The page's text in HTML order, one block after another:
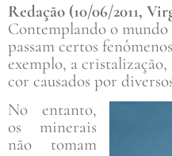
Redação (10/06/2011,
Contemplando o mundo
passam certos
exemplo, a
cor causados por
No entanto,
os minerais
não tomam